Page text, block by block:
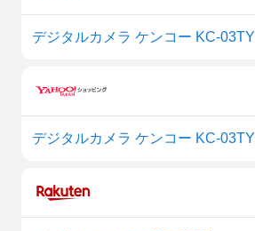
デジタルカメラ ケンコー KC-03TY
デジタルカメラ ケンコー KC-03TY